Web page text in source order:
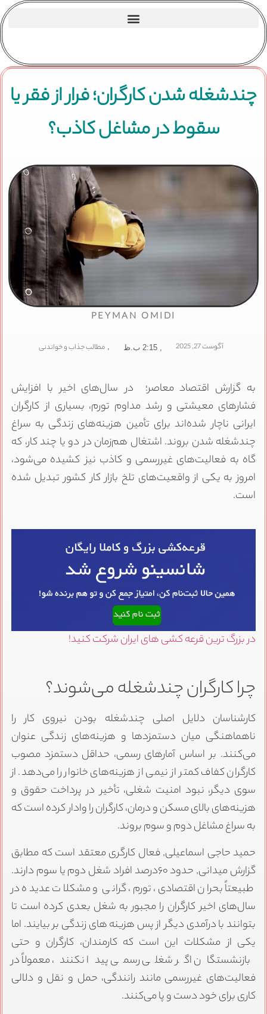
چندشغله شدن کارگران؛ فرار از فقر یا
سقوط در مشاغل کاذب؟
PEYMAN OMIDI
آگوست 27, 2025 2:15 ب.ظ , مطالب جذاب و خواندنی
به گزارش اقتصاد معاصر؛ در سال‌های اخیر با افزایش
فشارهای معیشتی و رشد مداوم تورم، بسیاری از کارگران
ایرانی ناچار شده‌اند برای تأمین هزینه‌های زندگی به سراغ
چندشغله شدن بروند. اشتغال هم‌زمان در دو یا چند کار، که
گاه به فعالیت‌های غیررسمی و کاذب نیز کشیده می‌شود،
امروز به یکی از واقعیت‌های تلخ بازار کار کشور تبدیل شده
است.
در بزرگ ترین قرعه کشی های ایران شرکت کنید!
چرا کارگران چندشغله می‌شوند؟
کارشناسان دلایل اصلی چندشغله بودن نیروی کار را
ناهماهنگی میان دستمزدها و هزینه‌های زندگی عنوان
می‌کنند. بر اساس آمارهای رسمی، حداقل دستمزد مصوب
کارگران کفاف کمتر از نیمی از هزینه‌های خانوار را می‌دهد. از
سوی دیگر، نبود امنیت شغلی، تأخیر در پرداخت حقوق و
هزینه‌های بالای مسکن و درمان، کارگران را وادار کرده است که
به سراغ مشاغل دوم و سوم بروند.
حمید حاجی اسماعیلی, فعال کارگری معتقد است که مطابق
گزارش میدانی, حدود ۶۰درصد افراد شغل دوم یا سوم دارند.
طبیعتاً بحران اقتصادی، تورم، گرانی و مشکلات عدیده در
سال‌های اخیر کارگران را مجبور به شغل بعدی کرده است تا
بتوانند با درآمدی دیگر از پس هزینه های زندگی بر بیایند. اما
یکی از مشکلات این است که کارمندان، کارگران و حتی
بازنشستگان اگر شغلی رسمی پیدا نکنند، معمولاً در
فعالیت‌های غیررسمی مانند رانندگی، حمل و نقل و دلالی
کاری برای خود دست و پا می‌کنند.